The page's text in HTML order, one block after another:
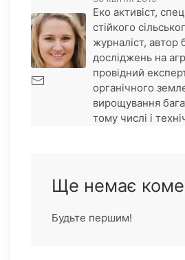
Еко активіст,
стійкого
журналіст, автор
досліджень на
провідний
органічного
вирощування
тому числі і
Ще немає
Будьте першим!